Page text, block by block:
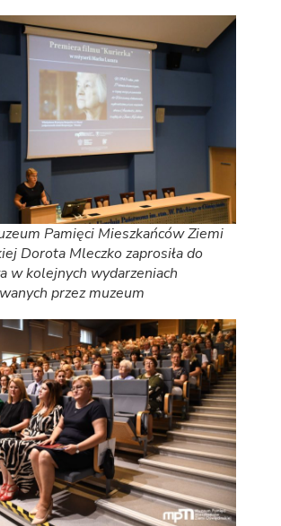
Pamięci Mieszkańców Ziemi
Dorota Mleczko zaprosiła do
w kolejnych wydarzeniach
przez muzeum